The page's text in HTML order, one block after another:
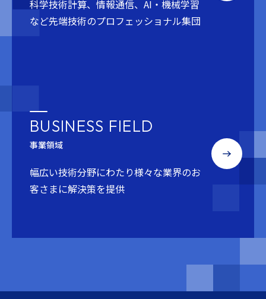
科学技術計算、情報通信、AI・機械学習
など先端技術のプロフェッショナル集団
BUSINESS FIELD
事業領域
幅広い技術分野にわたり様々な業界のお
客さまに解決策を提供